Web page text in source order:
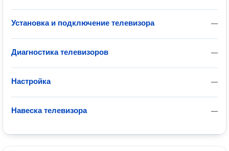
—
Установка и подключение телевизора
—
Диагностика телевизоров
—
Настройка
—
Навеска телевизора